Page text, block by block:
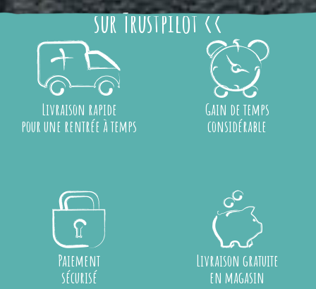
sur Trustpilot <<
Livraison rapide
pour une rentrée à temps
Gain de temps
considérable
Paiement
sécurisé
Livraison gratuite
en magasin